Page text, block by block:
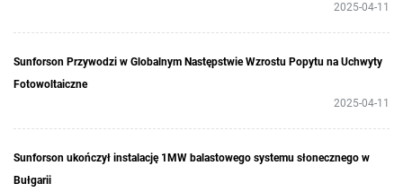
2025-04-11
Sunforson Przywodzi w Globalnym Następstwie Wzrostu Popytu na Uchwyty
Fotowoltaiczne
2025-04-11
Sunforson ukończył instalację 1MW balastowego systemu słonecznego w
Bułgarii